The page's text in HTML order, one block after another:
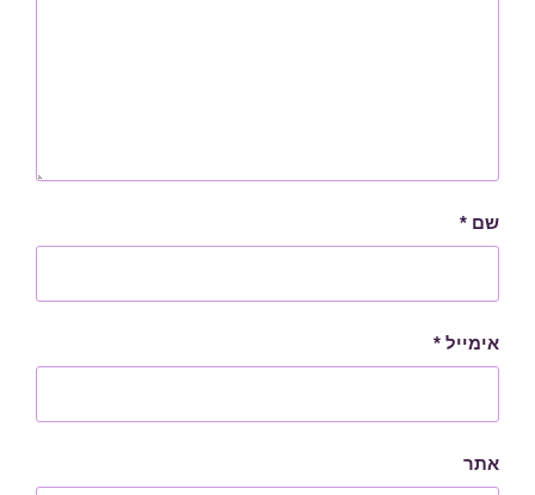
שם *
אימייל *
אתר